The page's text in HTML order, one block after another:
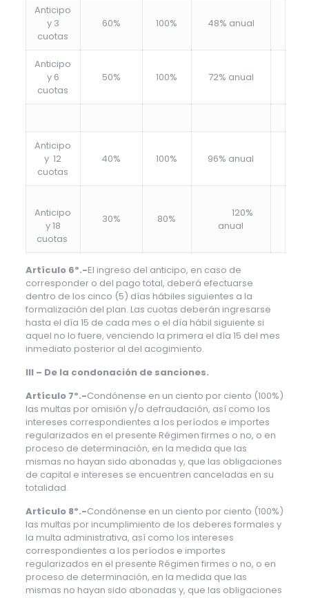
Anticipo
y 3
cuotas
60% 100% 48% anual
Anticipo
y 6
cuotas
50% 100% 72% anual
Anticipo
y 12
cuotas
40% 100% 96% anual
Anticipo
y 18
cuotas
30% 80%
120%
anual
Artículo 6º.-El ingreso del anticipo, en caso de
corresponder o del pago total, deberá efectuarse
dentro de los cinco (5) días hábiles siguientes a la
formalización del plan. Las cuotas deberán ingresarse
hasta el día 15 de cada mes o el día hábil siguiente si
aquel no lo fuere, venciendo la primera el día 15 del mes
inmediato posterior al del acogimiento.
III – De la condonación de sanciones.
Artículo 7º.-Condónense en un ciento por ciento (100%)
las multas por omisión y/o defraudación, así como los
intereses correspondientes a los períodos e importes
regularizados en el presente Régimen firmes o no, o en
proceso de determinación, en la medida que las
mismas no hayan sido abonadas y, que las obligaciones
de capital e intereses se encuentren canceladas en su
totalidad.
Artículo 8º.-Condónense en un ciento por ciento (100%)
las multas por incumplimiento de los deberes formales y
la multa administrativa, así como los intereses
correspondientes a los períodos e importes
regularizados en el presente Régimen firmes o no, o en
proceso de determinación, en la medida que las
mismas no hayan sido abonadas y, que las obligaciones